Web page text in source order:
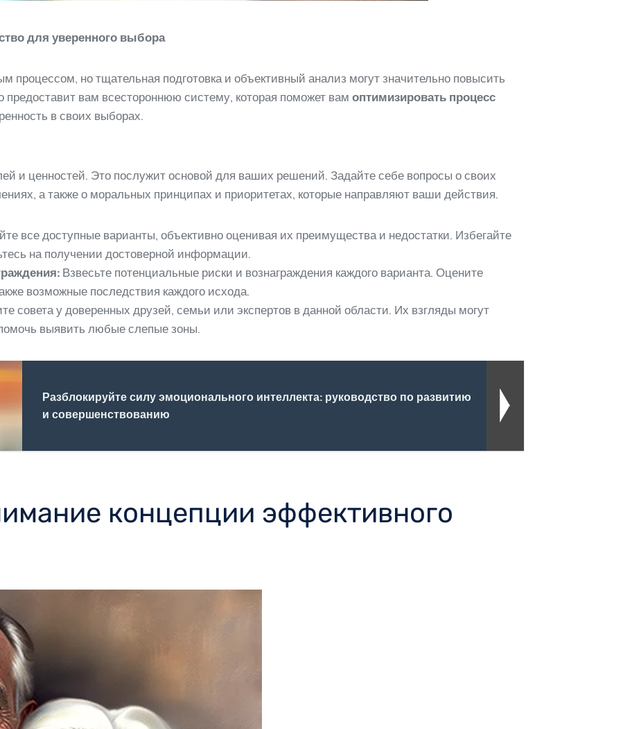
для уверенного выбора
но тщательная подготовка и объективный анализ могут значительно повысить
вам всестороннюю систему, которая поможет вам оптимизировать процесс
в своих выборах.
и ценностей. Это послужит основой для ваших решений. Задайте себе вопросы о своих
а также о моральных принципах и приоритетах, которые направляют ваши действия.
все доступные варианты, объективно оценивая их преимущества и недостатки. Избегайте
на получении достоверной информации.
Взвесьте потенциальные риски и вознаграждения каждого варианта. Оцените
возможные последствия каждого исхода.
совета у доверенных друзей, семьи или экспертов в данной области. Их взгляды могут
выявить любые слепые зоны.
Разблокируйте силу эмоционального интеллекта: руководство по развитию
и совершенствованию
концепции эффективного